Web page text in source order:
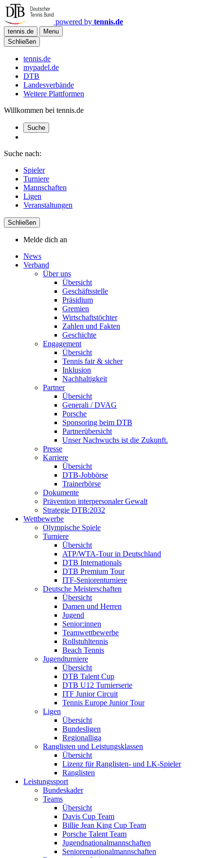
powered by tennis.de
tennis.de
Menu
Schließen
tennis.de
mypadel.de
DTB
Landesverbände
Weitere Plattformen
Willkommen bei tennis.de
Suche
Suche nach:
Spieler
Turniere
Mannschaften
Ligen
Veranstaltungen
Schließen
Melde dich an
News
Verband
Über uns
Übersicht
Geschäftsstelle
Präsidium
Gremien
Wirtschaftstöchter
Zahlen und Fakten
Geschichte
Engagement
Übersicht
Tennis fair & sicher
Inklusion
Nachhaltigkeit
Partner
Übersicht
Generali / DVAG
Porsche
Sponsoring beim DTB
Partnerübersicht
Unser Nachwuchs ist die Zukunft.
Presse
Karriere
Übersicht
DTB-Jobbörse
Trainerbörse
Dokumente
Prävention interpersonaler Gewalt
Strategie DTB:2032
Wettbewerbe
Olympische Spiele
Turniere
Übersicht
ATP/WTA-Tour in Deutschland
DTB Internationals
DTB Premium Tour
ITF-Seniorenturniere
Deutsche Meisterschaften
Übersicht
Damen und Herren
Jugend
Senior:innen
Teamwettbewerbe
Rollstuhltennis
Beach Tennis
Jugendturniere
Übersicht
DTB Talent Cup
DTB U12 Turnierserie
ITF Junior Circuit
Tennis Europe Junior Tour
Ligen
Übersicht
Bundesligen
Regionalliga
Ranglisten und Leistungsklassen
Übersicht
Lizenz für Ranglisten- und LK-Spieler
Ranglisten
Leistungssport
Bundeskader
Teams
Übersicht
Davis Cup Team
Billie Jean King Cup Team
Porsche Talent Team
Jugendnationalmannschaften
Seniorennationalmannschaften